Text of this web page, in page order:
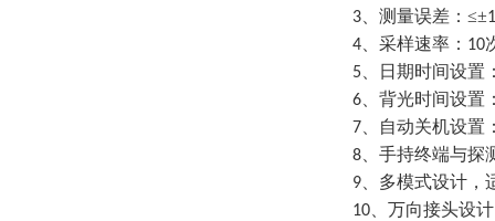
3 、测量误差：≤±
4 、采样速率： 10
5 、日期时间设
6 、背光时间设
7 、自动关机设置
8 、手持终端与
9 、多模式设计
10 、万向接头设